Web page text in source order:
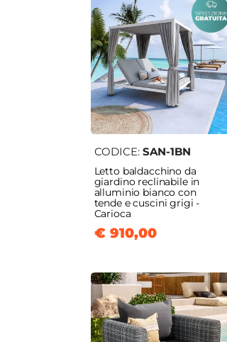
CODICE: SAN-1BN
Letto baldacchino da
giardino reclinabile in
alluminio bianco con
tende e cuscini grigi -
Carioca
€ 910,00